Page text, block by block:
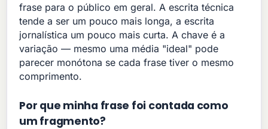
frase para o público em geral. A escrita técnica
tende a ser um pouco mais longa, a escrita
jornalística um pouco mais curta. A chave é a
variação — mesmo uma média "ideal" pode
parecer monótona se cada frase tiver o mesmo
comprimento.
Por que minha frase foi contada como
um fragmento?